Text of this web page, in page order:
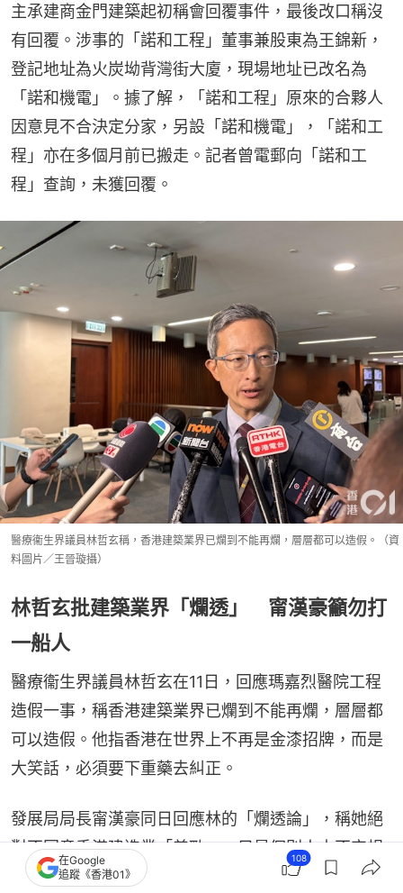
主承建商金門建築起初稱會回覆事件，最後改口稱沒
有回覆。涉事的「諾和工程」董事兼股東為王錦新，
登記地址為火炭坳背灣街大廈，現場地址已改名為
「諾和機電」。據了解，「諾和工程」原來的合夥人
因意見不合決定分家，另設「諾和機電」，「諾和工
程」亦在多個月前已搬走。記者曾電郵向「諾和工
程」查詢，未獲回覆。
醫療衞生界議員林哲玄稱，香港建築業界已爛到不能再爛，層層都可以造假。（資
料圖片／王晉璇攝）
林哲玄批建築業界「爛透」 甯漢豪籲勿打
一船人
醫療衞生界議員林哲玄在11日，回應瑪嘉烈醫院工程
造假一事，稱香港建築業界已爛到不能再爛，層層都
可以造假。他指香港在世界上不再是金漆招牌，而是
大笑話，必須要下重藥去糾正。
發展局局長甯漢豪同日回應林的「爛透論」，稱她絕
對不同意香港建造業「差勁」，只是個別人士不守規
矩，屬「害群之馬」，著不要因「害群之馬」一竹篙
在Google
追蹤《香港01》
108